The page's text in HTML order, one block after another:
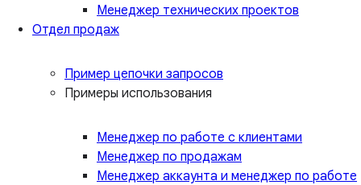
Менеджер технических проектов
Отдел продаж
Пример цепочки запросов
Примеры использования
Менеджер по работе с клиентами
Менеджер по продажам
Менеджер аккаунта и менеджер по работе